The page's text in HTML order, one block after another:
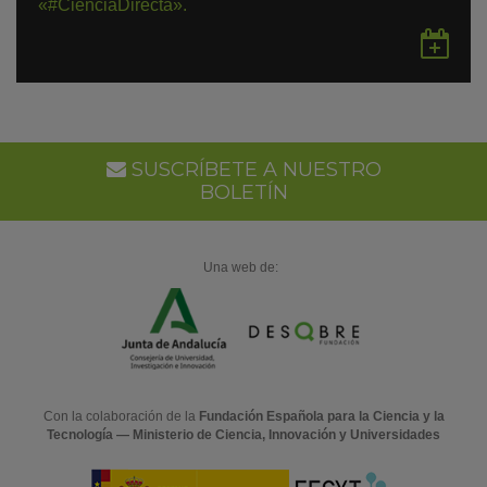
«#CienciaDirecta».
en
SUSCRÍBETE A NUESTRO
BOLETÍN
Una web de:
Con la colaboración de la Fundación Española para la Ciencia y la
Tecnología — Ministerio de Ciencia, Innovación y Universidades